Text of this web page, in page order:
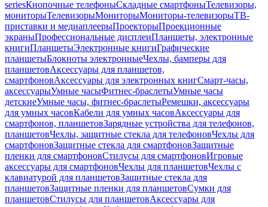
seriesКнопочные телефоныСкладные смартфоныТелевизоры,
мониторыТелевизорыМониторыМониторы-телевизорыТВ-
приставки и медиаплеерыПроекторыПроекционные
экраныПрофессиональные дисплеиПланшеты, электронные
книгиПланшетыЭлектронные книгиГрафические
планшетыБлокноты электронныеЧехлы, бамперы для
планшетовАксессуары для планшетов,
смартфоновАксессуары для электронных книгСмарт-часы,
аксессуарыУмные часыФитнес-браслетыУмные часы
детскиеУмные часы, фитнес-браслетыРемешки, аксессуары
для умных часовКабели для умных часовАксессуары для
смартфонов, планшетовЗарядные устройства для телефонов,
планшетовЧехлы, защитные стекла для телефоновЧехлы для
смартфоновЗащитные стекла для смартфоновЗащитные
пленки для смартфоновСтилусы для смартфоновИгровые
аксессуары для смартфоновЧехлы для планшетовЧехлы с
клавиатурой для планшетовЗащитные стекла для
планшетовЗащитные пленки для планшетовСумки для
планшетовСтилусы для планшетовАксессуары для